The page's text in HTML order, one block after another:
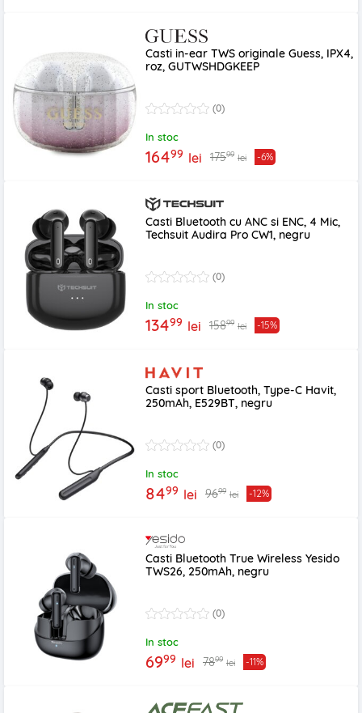
Casti in-ear TWS originale Guess, IPX4,
roz, GUTWSHDGKEEP
(0)
In stoc
16499 lei 17599 lei -6%
Casti Bluetooth cu ANC si ENC, 4 Mic,
Techsuit Audira Pro CW1, negru
(0)
In stoc
13499 lei 15899 lei -15%
Casti sport Bluetooth, Type-C Havit,
250mAh, E529BT, negru
(0)
In stoc
8499 lei 9699 lei -12%
Casti Bluetooth True Wireless Yesido
TWS26, 250mAh, negru
(0)
In stoc
6999 lei 7899 lei -11%